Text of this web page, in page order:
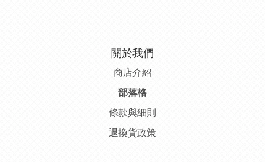
關於我們
商店介紹
部落格
條款與細則
退換貨政策